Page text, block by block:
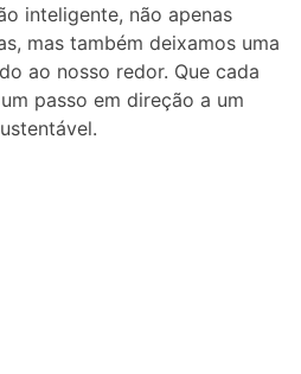
inteligente, não apenas
mas também deixamos uma
ao nosso redor. Que cada
passo em direção a um